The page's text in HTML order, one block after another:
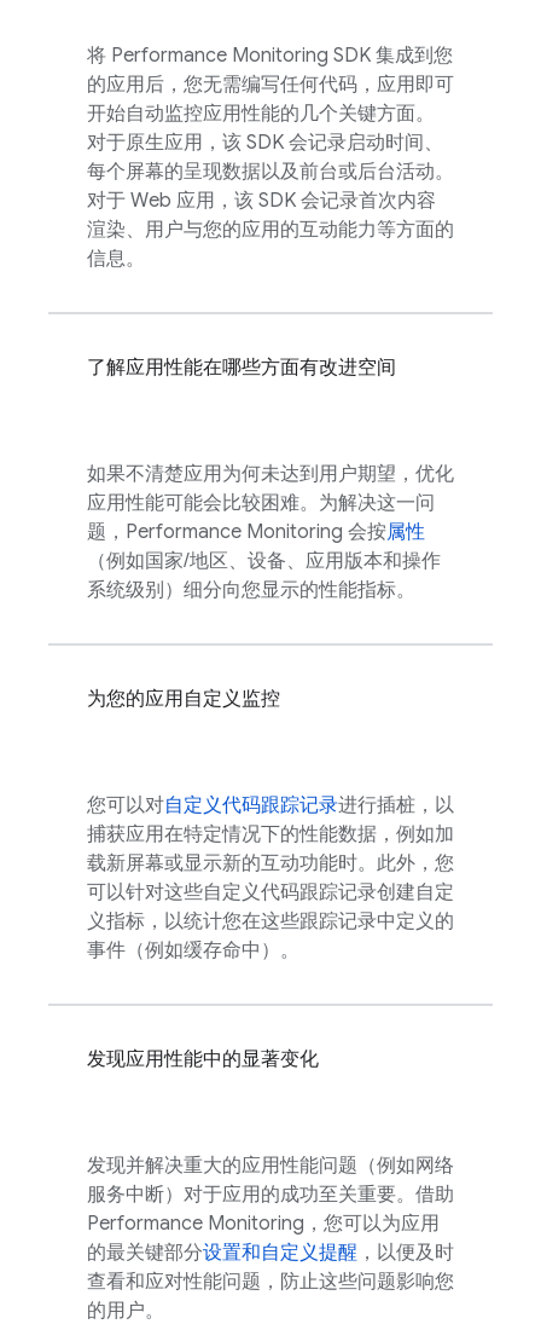
将 Performance Monitoring SDK 集成到您
的应用后，您无需编写任何代码，应用即可
开始自动监控应用性能的几个关键方面。
对于原生应用，该 SDK 会记录启动时间、
每个屏幕的呈现数据以及前台或后台活动。
对于 Web 应用，该 SDK 会记录首次内容
渲染、用户与您的应用的互动能力等方面的
信息。
了解应用性能在哪些方面有改进空间
如果不清楚应用为何未达到用户期望，优化
应用性能可能会比较困难。为解决这一问
题， Performance Monitoring 会按属性
（例如国家/地区、设备、应用版本和操作
系统级别）细分向您显示的性能指标。
为您的应用自定义监控
您可以对自定义代码跟踪记录进行插桩，以
捕获应用在特定情况下的性能数据，例如加
载新屏幕或显示新的互动功能时。此外，您
可以针对这些自定义代码跟踪记录创建自定
义指标，以统计您在这些跟踪记录中定义的
事件（例如缓存命中）。
发现应用性能中的显著变化
发现并解决重大的应用性能问题（例如网络
服务中断）对于应用的成功至关重要。借助
Performance Monitoring，您可以为应用
的最关键部分设置和自定义提醒 ，以便及时
查看和应对性能问题，防止这些问题影响您
的用户。